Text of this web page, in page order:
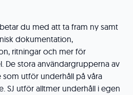
du med att ta fram ny samt
dokumentation,
ritningar och mer för
De stora användargrupperna av
utför underhåll på våra
SJ utför alltmer underhåll i egen